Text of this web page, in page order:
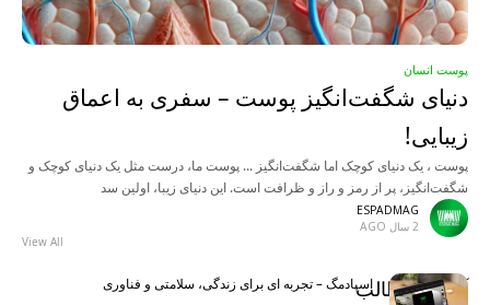
پوست انسان
دنیای شگفت‌انگیز پوست – سفری به اعماق
زیبایی!
پوست ، یک دنیای کوچک اما شگفت‌انگیز ... پوست ما، درست مثل یک دنیای کوچک و
شگفت‌انگیز، پر از رمز و راز و ظرافت است. این دنیای زیبا، اولین سد
ESPADMAG
2 سال AGO
Latest
آخرین مطالب
View All
اسپادمگ – تجربه ای برای زندگی، سلامتی و فناوری